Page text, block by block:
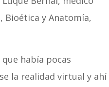
Bioética y Anatomía,
había pocas
la realidad virtual y ahí